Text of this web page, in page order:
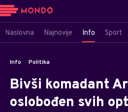
Naslovna Najnovije Info Sport
Info Politika
Bivši komadant
oslobođen svih